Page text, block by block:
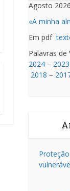
Agosto 2026
«A minha
Em pdf
Palavras de
2024 – 2023
2018 –